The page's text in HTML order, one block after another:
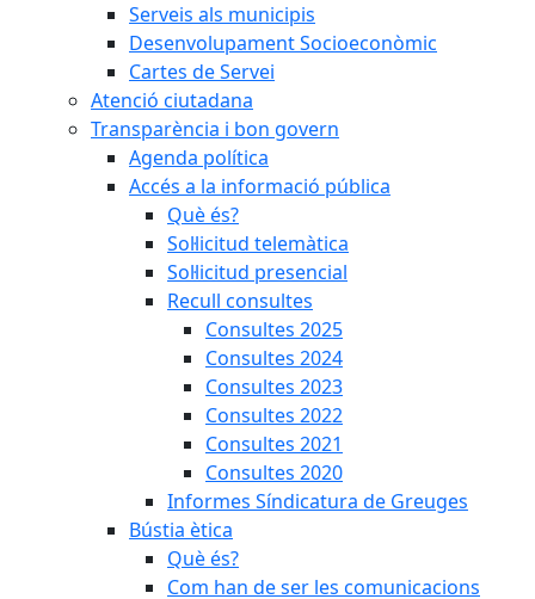
Serveis als municipis
Desenvolupament Socioeconòmic
Cartes de Servei
Atenció ciutadana
Transparència i bon govern
Agenda política
Accés a la informació pública
Què és?
Sol·licitud telemàtica
Sol·licitud presencial
Recull consultes
Consultes 2025
Consultes 2024
Consultes 2023
Consultes 2022
Consultes 2021
Consultes 2020
Informes Síndicatura de Greuges
Bústia ètica
Què és?
Com han de ser les comunicacions